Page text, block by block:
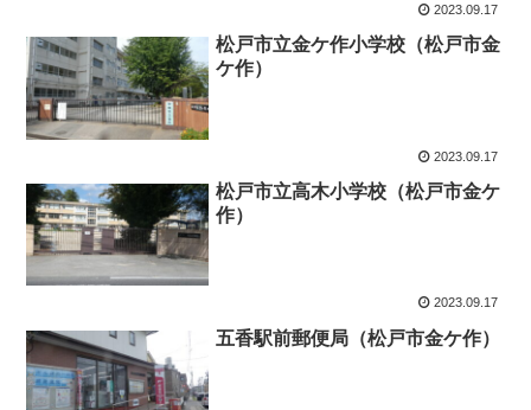
2023.09.17
松戸市立金ケ作小学校（松戸市金
ケ作）
2023.09.17
松戸市立高木小学校（松戸市金ケ
作）
2023.09.17
五香駅前郵便局（松戸市金ケ作）